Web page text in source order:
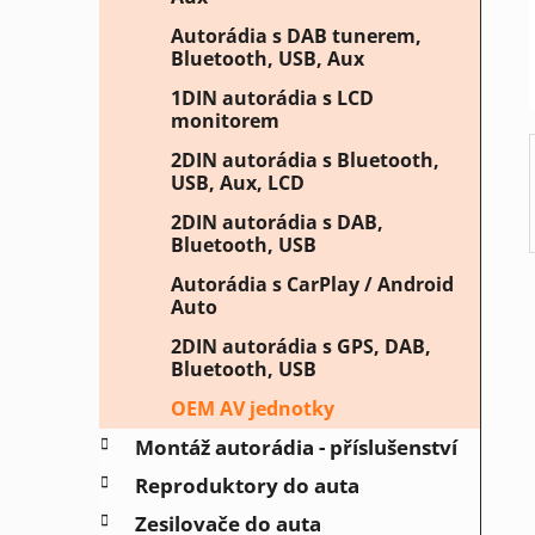
Autorádia s DAB tunerem,
Bluetooth, USB, Aux
1DIN autorádia s LCD
monitorem
2DIN autorádia s Bluetooth,
USB, Aux, LCD
2DIN autorádia s DAB,
Bluetooth, USB
Autorádia s CarPlay / Android
Auto
2DIN autorádia s GPS, DAB,
Bluetooth, USB
OEM AV jednotky
Montáž autorádia - příslušenství
Reproduktory do auta
Zesilovače do auta